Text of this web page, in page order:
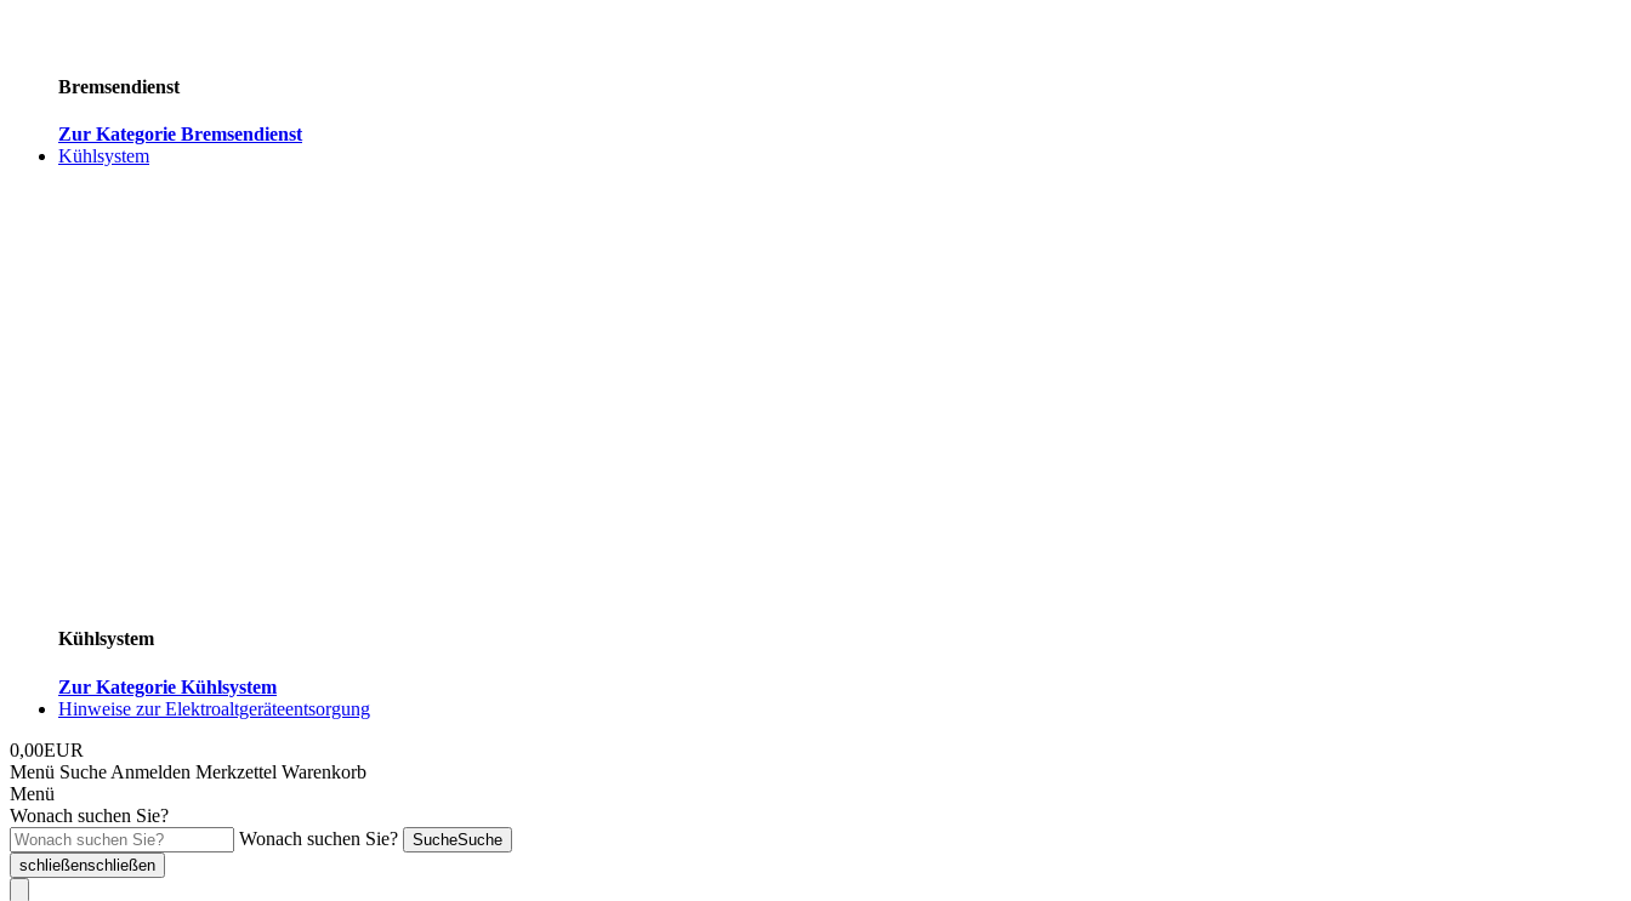
Bremsendienst
Zur Kategorie Bremsendienst
Kühlsystem
Kühlsystem
Zur Kategorie Kühlsystem
Hinweise zur Elektroaltgeräteentsorgung
0,00EUR
Menü Suche Anmelden Merkzettel Warenkorb
Menü
Wonach suchen Sie?
Wonach suchen Sie?
SucheSuche
schließenschließen